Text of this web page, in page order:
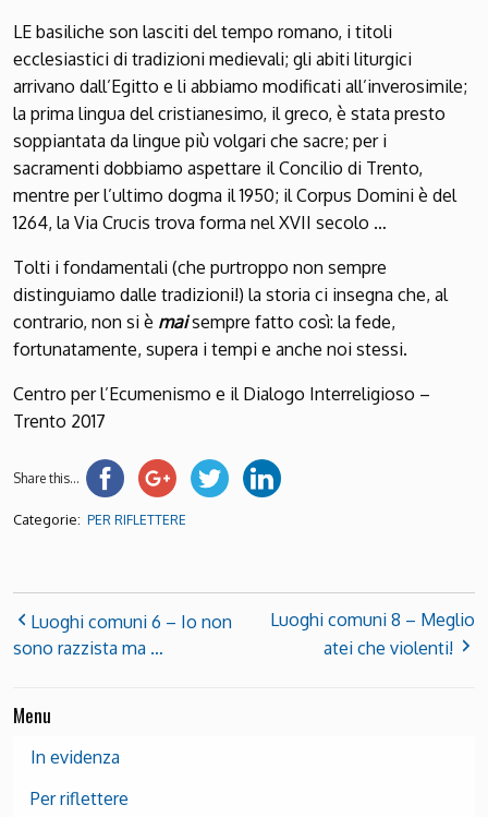
LE basiliche son lasciti del tempo romano, i titoli
ecclesiastici di tradizioni medievali; gli abiti liturgici
arrivano dall’Egitto e li abbiamo modificati all’inverosimile;
la prima lingua del cristianesimo, il greco, è stata presto
soppiantata da lingue più volgari che sacre; per i
sacramenti dobbiamo aspettare il Concilio di Trento,
mentre per l’ultimo dogma il 1950; il Corpus Domini è del
1264, la Via Crucis trova forma nel XVII secolo …
Tolti i fondamentali (che purtroppo non sempre
distinguiamo dalle tradizioni!) la storia ci insegna che, al
contrario, non si è maisempre fatto così: la fede,
fortunatamente, supera i tempi e anche noi stessi.
Centro per l’Ecumenismo e il Dialogo Interreligioso –
Trento 2017
Share this...
Categorie: PER RIFLETTERE
Luoghi comuni 6 – Io non
sono razzista ma …
Luoghi comuni 8 – Meglio
atei che violenti!
Menu
In evidenza
Per riflettere